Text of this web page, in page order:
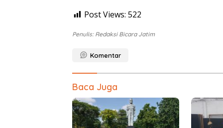
Post Views: 522
Penulis: Redaksi Bicara Jatim
Komentar
Baca Juga